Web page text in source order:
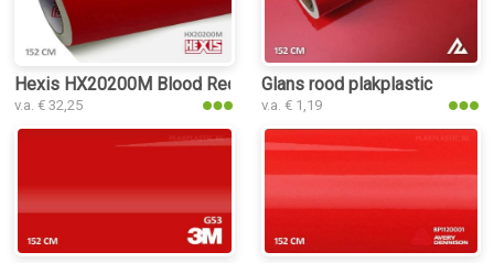
Hexis HX20200M Blood Red Matt plakplastic
v.a. € 32,25
Glans rood plakplastic
v.a. € 1,19